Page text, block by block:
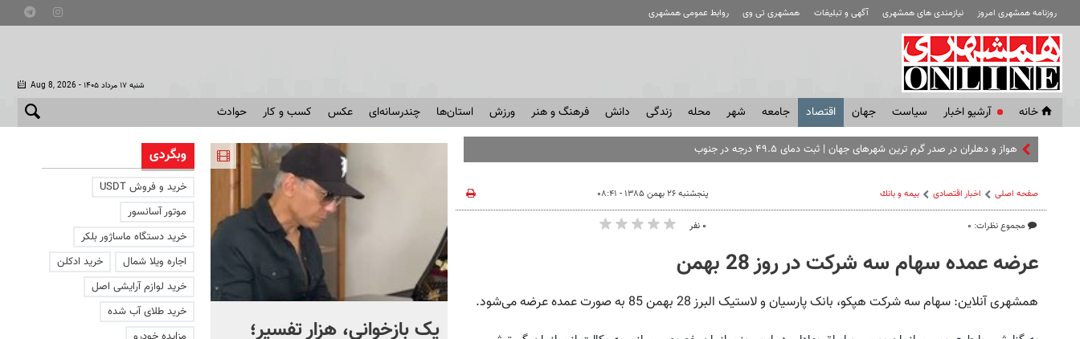
روزنامه همشهری امروز نیازمندی های همشهری آگهی و تبلیغات همشهری تی وی روابط عمومی همشهری
Aug 8, 2026 - شنبه ۱۷ مرداد ۱۴۰۵
خانه آرشیو اخبار سياست جهان اقتصاد جامعه شهر محله زندگی دانش فرهنگ و هنر ورزش استان‌ها چندرسانه‌ای عکس کسب و کار حوادث
هواز و دهلران در صدر گرم‌ ترین شهرهای جهان | ثبت دمای ۴۹.۵ درجه در جنوب
صفحه اصلی اخبار اقتصادی بيمه و بانك
مجموع نظرات: ۰
پنجشنبه ۲۶ بهمن ۱۳۸۵ - ۰۸:۴۱
۰ نفر
عرضه عمده سهام سه شرکت در روز 28 بهمن
همشهری آنلاین: سهام سه شرکت هپکو، بانک پارسیان و لاستیک البرز 28 بهمن 85 به صورت عمده عرضه می‌شود.
اعتراف اندیشکده آمریکایی
یک بازخوانی، هزار تفسیر؛
ماجرای کنار گذاشتن سلاح
وبگردی
خرید و فروش USDT
موتور آسانسور
خرید دستگاه ماساژور بلکر
اجاره ویلا شمال
خرید ادکلن
خرید لوازم آرایشی اصل
خرید طلای آب شده